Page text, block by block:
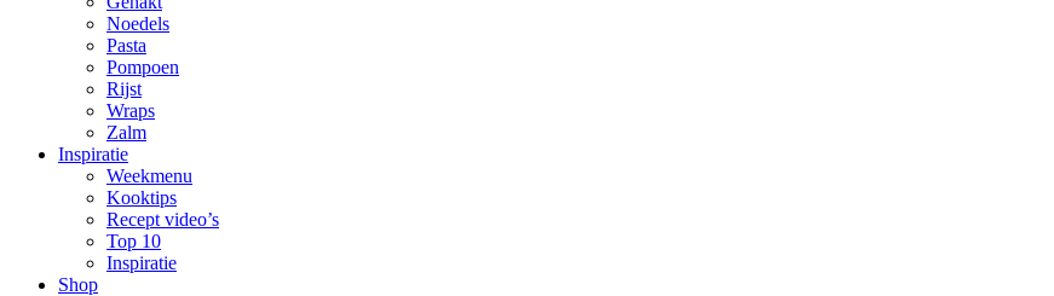
Noedels
Pasta
Pompoen
Rijst
Wraps
Zalm
Inspiratie
Weekmenu
Kooktips
Recept video’s
Top 10
Inspiratie
Shop